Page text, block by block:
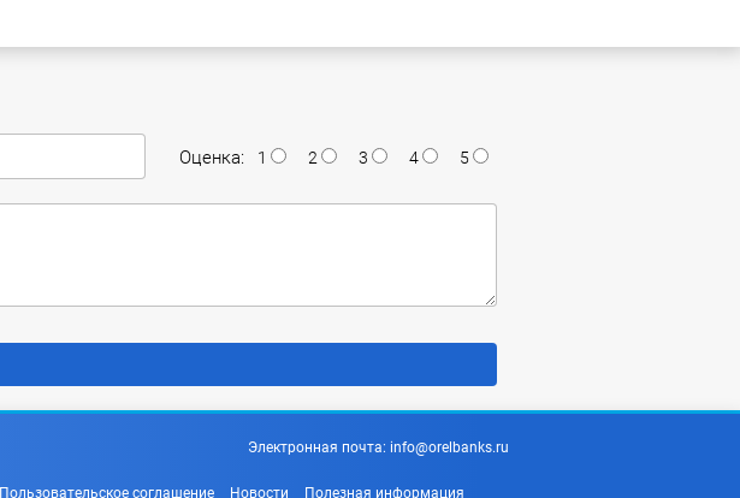
Оценка: 1 2 3 4 5
Электронная почта: info@orelbanks.ru
Пользовательское соглашение Новости Полезная информация